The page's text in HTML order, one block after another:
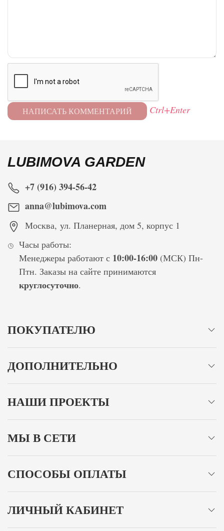
Ctrl+Enter
LUBIMOVA GARDEN
+7 (916) 394-56-42
anna@lubimova.com
Москва, ул. Планерная, дом 5, корпус 1
Часы работы:
Менеджеры работают с 10:00-16:00(МСК) Пн-
Птн. Заказы на сайте принимаются
круглосуточно.
ПОКУПАТЕЛЮ
ДОПОЛНИТЕЛЬНО
НАШИ ПРОЕКТЫ
МЫ В СЕТИ
СПОСОБЫ ОПЛАТЫ
ЛИЧНЫЙ КАБИНЕТ